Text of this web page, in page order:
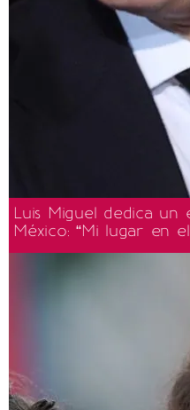
Luis Miguel dedica
México: “Mi lugar en